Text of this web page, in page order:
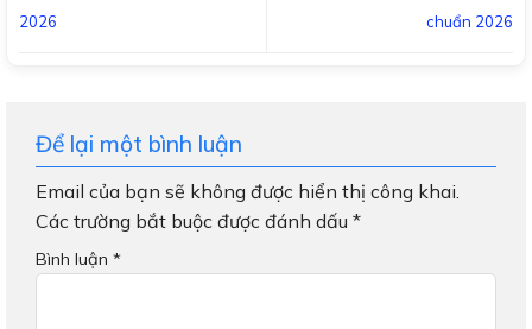
2026
chuẩn 2026
Để lại một bình luận
Email của bạn sẽ không được hiển thị công khai.
Các trường bắt buộc được đánh dấu *
Bình luận *